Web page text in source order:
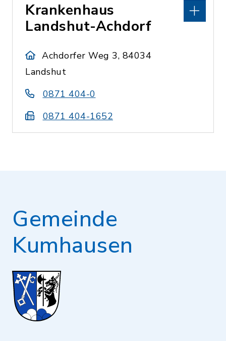
Krankenhaus
Landshut-Achdorf
Achdorfer Weg 3, 84034
Landshut
0871 404-0
0871 404-1652
Gemeinde
Kumhausen